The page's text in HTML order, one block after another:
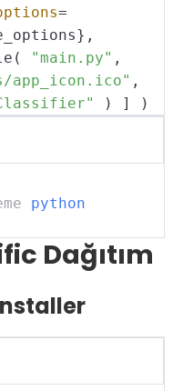
=
"main.py" ,
app_icon.ico" ,
) ] )
python
Dağıtım